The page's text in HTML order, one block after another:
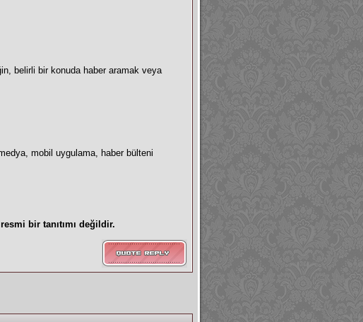
belirli bir konuda haber aramak veya
mobil uygulama, haber bülteni
bir tanıtımı değildir.